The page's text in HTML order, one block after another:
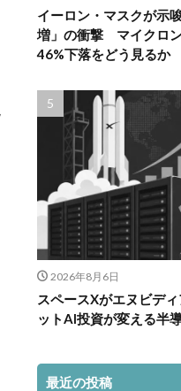
イーロン・マスクが示
増」の衝撃 マイクロ
46%下落をどう見るか
2026年8月6日
スペースXがエヌビデ
ットAI投資が変える半
最近の投稿